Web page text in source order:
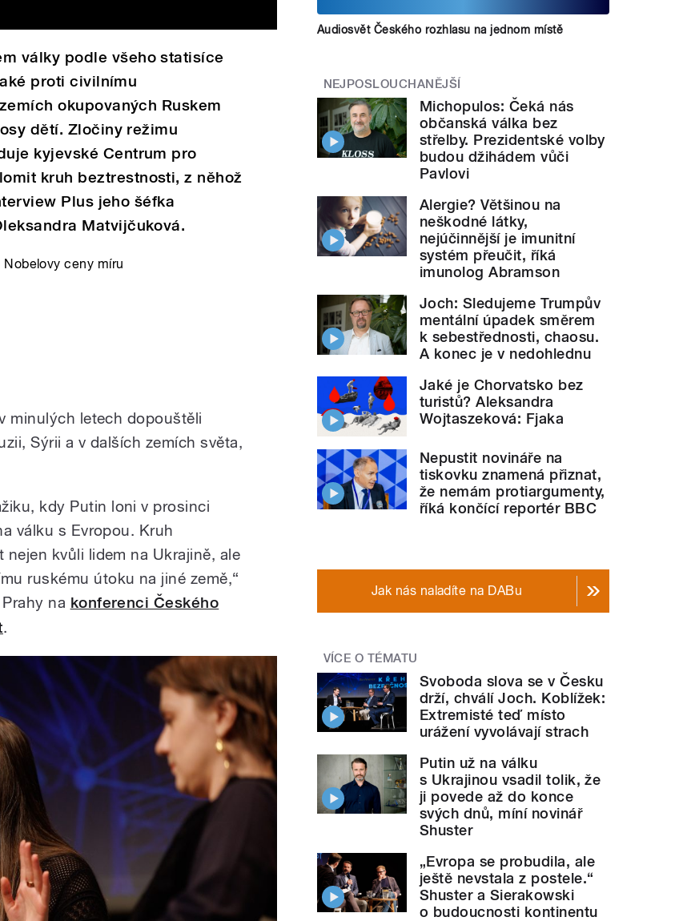
války podle všeho statisíce
proti civilnímu
okupovaných Ruskem
dětí. Zločiny režimu
kyjevské Centrum pro
kruh beztrestnosti, z něhož
Plus jeho šéfka
Matvijčuková.
Nobelovy ceny míru
minulých letech dopouštěli
Sýrii a v dalších zemích světa,
kdy Putin loni v prosinci
válku s Evropou. Kruh
kvůli lidem na Ukrajině, ale
ruskému útoku na jiné země,“
na konferenci Českého
.
Audiosvět Českého rozhlasu na jednom místě
NEJPOSLOUCHANĚJŠÍ
Michopulos: Čeká nás
občanská válka bez
střelby. Prezidentské volby
budou džihádem vůči
Pavlovi
Alergie? Většinou na
neškodné látky,
nejúčinnější je imunitní
systém přeučit, říká
imunolog Abramson
Joch: Sledujeme Trumpův
mentální úpadek směrem
k sebestřednosti, chaosu.
A konec je v nedohlednu
Jaké je Chorvatsko bez
turistů? Aleksandra
Wojtaszeková: Fjaka
Nepustit novináře na
tiskovku znamená přiznat,
že nemám protiargumenty,
říká končící reportér BBC
Jak nás naladíte na DABu
VÍCE O TÉMATU
Svoboda slova se v Česku
drží, chválí Joch. Koblížek:
Extremisté teď místo
urážení vyvolávají strach
Putin už na válku
s Ukrajinou vsadil tolik, že
ji povede až do konce
svých dnů, míní novinář
Shuster
„Evropa se probudila, ale
ještě nevstala z postele.“
Shuster a Sierakowski
o budoucnosti kontinentu